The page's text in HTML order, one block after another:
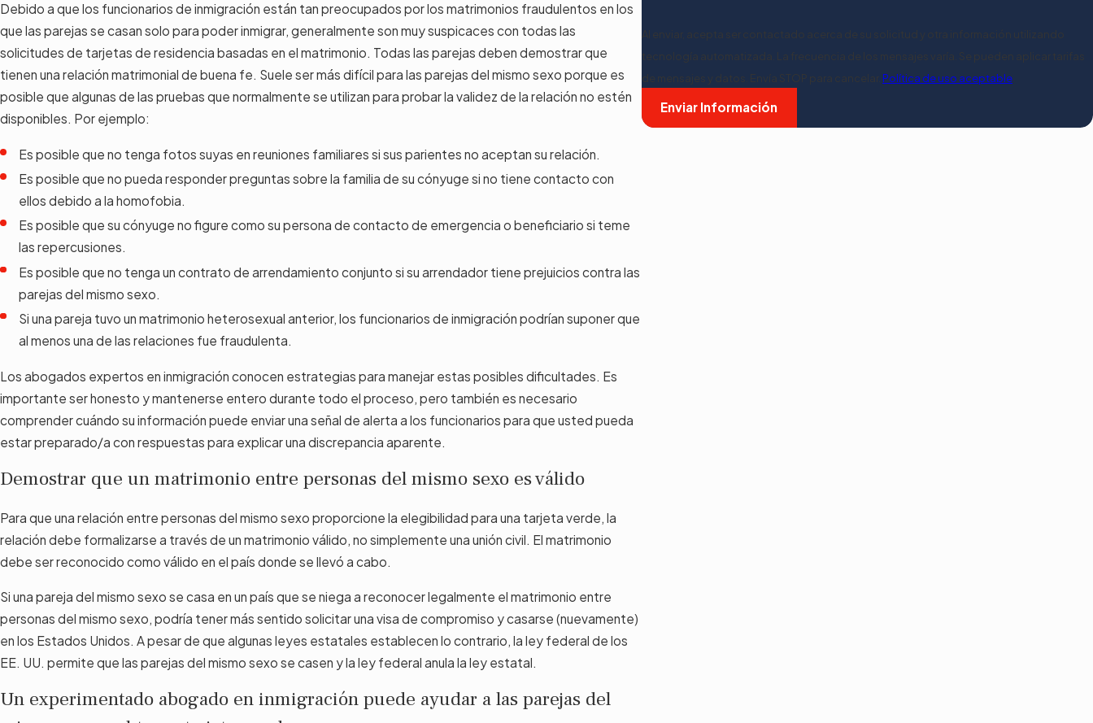
Debido a que los funcionarios de inmigración están tan preocupados por los matrimonios fraudulentos en los
que las parejas se casan solo para poder inmigrar, generalmente son muy suspicaces con todas las
solicitudes de tarjetas de residencia basadas en el matrimonio. Todas las parejas deben demostrar que
tienen una relación matrimonial de buena fe. Suele ser más difícil para las parejas del mismo sexo porque es
posible que algunas de las pruebas que normalmente se utilizan para probar la validez de la relación no estén
disponibles. Por ejemplo:
Es posible que no tenga fotos suyas en reuniones familiares si sus parientes no aceptan su relación.
Es posible que no pueda responder preguntas sobre la familia de su cónyuge si no tiene contacto con
ellos debido a la homofobia.
Es posible que su cónyuge no figure como su persona de contacto de emergencia o beneficiario si teme
las repercusiones.
Es posible que no tenga un contrato de arrendamiento conjunto si su arrendador tiene prejuicios contra las
parejas del mismo sexo.
Si una pareja tuvo un matrimonio heterosexual anterior, los funcionarios de inmigración podrían suponer que
al menos una de las relaciones fue fraudulenta.
Los abogados expertos en inmigración conocen estrategias para manejar estas posibles dificultades. Es
importante ser honesto y mantenerse entero durante todo el proceso, pero también es necesario
comprender cuándo su información puede enviar una señal de alerta a los funcionarios para que usted pueda
estar preparado/a con respuestas para explicar una discrepancia aparente.
Demostrar que un matrimonio entre personas del mismo sexo es válido
Para que una relación entre personas del mismo sexo proporcione la elegibilidad para una tarjeta verde, la
relación debe formalizarse a través de un matrimonio válido, no simplemente una unión civil. El matrimonio
debe ser reconocido como válido en el país donde se llevó a cabo.
Si una pareja del mismo sexo se casa en un país que se niega a reconocer legalmente el matrimonio entre
personas del mismo sexo, podría tener más sentido solicitar una visa de compromiso y casarse (nuevamente)
en los Estados Unidos. A pesar de que algunas leyes estatales establecen lo contrario, la ley federal de los
EE. UU. permite que las parejas del mismo sexo se casen y la ley federal anula la ley estatal.
Un experimentado abogado en inmigración puede ayudar a las parejas del
Al enviar, acepta ser contactado acerca de su solicitud y otra información utilizando
tecnología automatizada. La frecuencia de los mensajes varía. Se pueden aplicar tarifas
de mensajes y datos. Envía STOP para cancelar. Política de uso aceptable
Enviar Información